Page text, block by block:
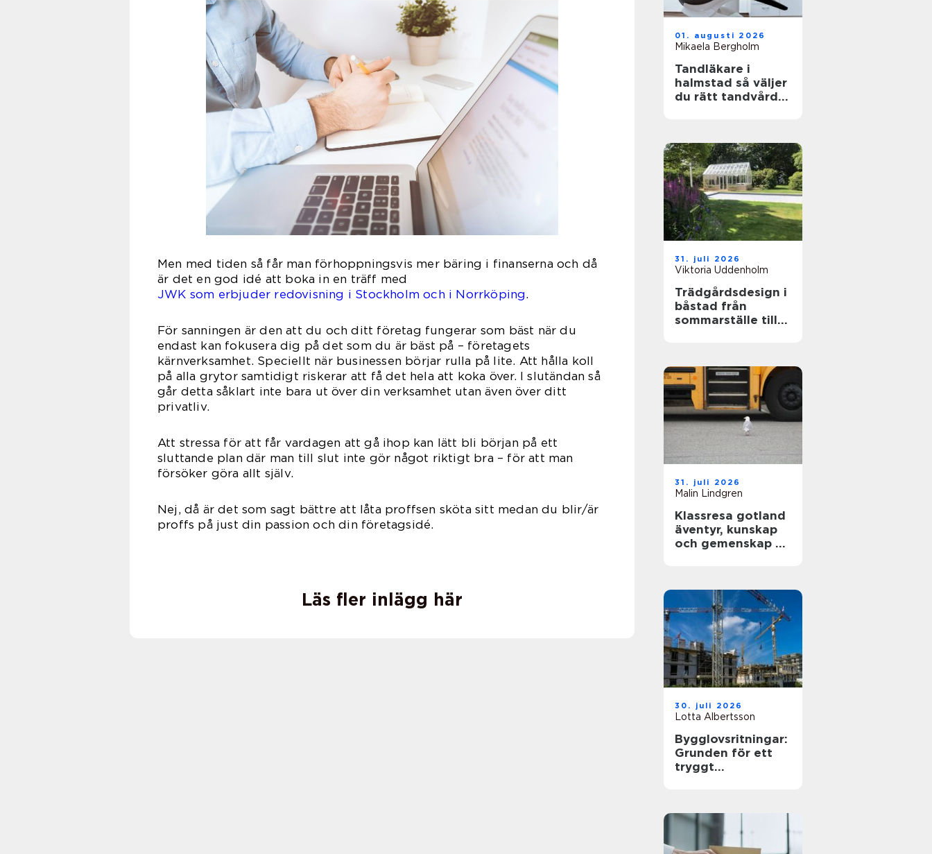
Men med tiden så får man förhoppningsvis mer bäring i finanserna och då
är det en god idé att boka in en träff med
JWK som erbjuder redovisning i Stockholm och i Norrköping.
För sanningen är den att du och ditt företag fungerar som bäst när du
endast kan fokusera dig på det som du är bäst på – företagets
kärnverksamhet. Speciellt när businessen börjar rulla på lite. Att hålla koll
på alla grytor samtidigt riskerar att få det hela att koka över. I slutändan så
går detta såklart inte bara ut över din verksamhet utan även över ditt
privatliv.
Att stressa för att får vardagen att gå ihop kan lätt bli början på ett
sluttande plan där man till slut inte gör något riktigt bra – för att man
försöker göra allt själv.
Nej, då är det som sagt bättre att låta proffsen sköta sitt medan du blir/är
proffs på just din passion och din företagsidé.
Läs fler inlägg här
01. augusti 2026
Mikaela Bergholm
Tandläkare i
halmstad så väljer
du rätt tandvård
31. juli 2026
Viktoria Uddenholm
Trädgårdsdesign i
båstad från
sommarställe till
31. juli 2026
Malin Lindgren
Klassresa gotland
äventyr, kunskap
och gemenskap på
30. juli 2026
Lotta Albertsson
Bygglovsritningar:
Grunden för ett
tryggt